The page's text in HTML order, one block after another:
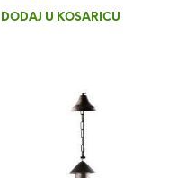
DODAJ U KOŠARICU